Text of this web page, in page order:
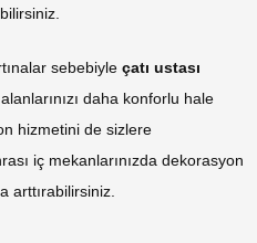
sebebiyle çatı ustası
daha konforlu hale
hizmetini de sizlere
iç mekanlarınızda dekorasyon
arttırabilirsiniz.